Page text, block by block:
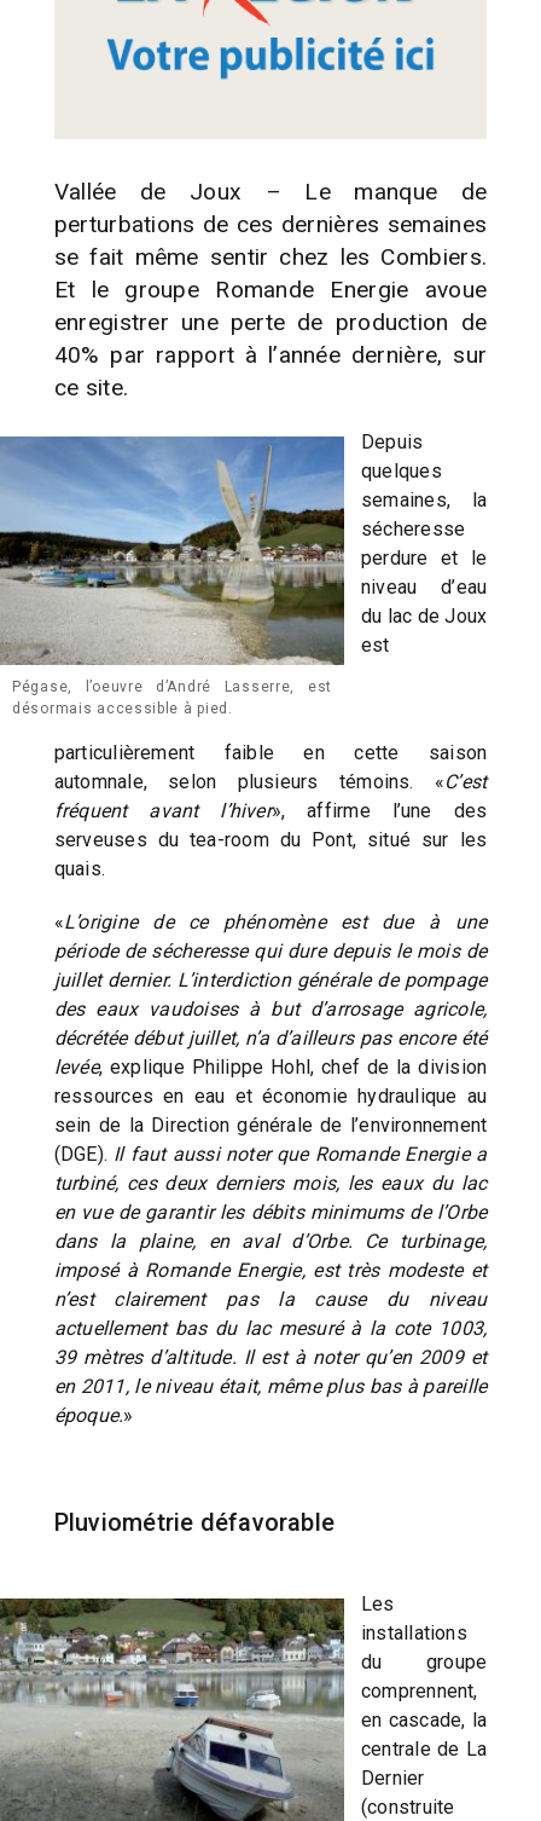
Vallée de Joux – Le manque de
perturbations de ces dernières semaines
se fait même sentir chez les Combiers.
Et le groupe Romande Energie avoue
enregistrer une perte de production de
40% par rapport à l’année dernière, sur
ce site.
Pégase, l’oeuvre d’André Lasserre, est
désormais accessible à pied.
Depuis
quelques
semaines, la
sécheresse
perdure et le
niveau d’eau
du lac de Joux
est
particulièrement faible en cette saison
automnale, selon plusieurs témoins. «C’est
fréquent avant l’hiver», affirme l’une des
serveuses du tea-room du Pont, situé sur les
quais.
«L’origine de ce phénomène est due à une
période de sécheresse qui dure depuis le mois de
juillet dernier. L’interdiction générale de pompage
des eaux vaudoises à but d’arrosage agricole,
décrétée début juillet, n’a d’ailleurs pas encore été
levée, explique Philippe Hohl, chef de la division
ressources en eau et économie hydraulique au
sein de la Direction générale de l’environnement
(DGE). Il faut aussi noter que Romande Energie a
turbiné, ces deux derniers mois, les eaux du lac
en vue de garantir les débits minimums de l’Orbe
dans la plaine, en aval d’Orbe. Ce turbinage,
imposé à Romande Energie, est très modeste et
n’est clairement pas la cause du niveau
actuellement bas du lac mesuré à la cote 1003,
39 mètres d’altitude. Il est à noter qu’en 2009 et
en 2011, le niveau était, même plus bas à pareille
époque.»
Pluviométrie défavorable
Les
installations
du groupe
comprennent,
en cascade, la
centrale de La
Dernier
(construite